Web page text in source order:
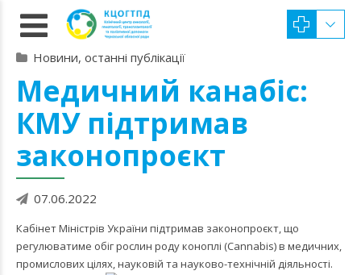
Новини, останні публікації
Медичний канабіс:
КМУ підтримав
законопроєкт
07.06.2022
Кабінет Міністрів України підтримав законопроєкт, що
регулюватиме обіг рослин роду коноплі (Cannabis) в медичних,
промислових цілях, науковій та науково-технічній діяльності.